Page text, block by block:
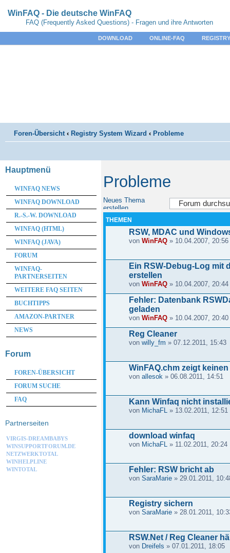
WinFAQ - Die deutsche WinFAQ
FAQ (Frequently Asked Questions) - Fragen und ihre Antworten
DOWNLOAD ONLINE-FAQ
Foren-Übersicht ‹ Registry System Wizard ‹ Probleme
Probleme
Neues Thema
erstellen
THEMEN
RSW, MDAC und
von WinFAQ» 10.04.2007, 20:56
Ein RSW-Debug-Log mit
erstellen
von WinFAQ» 10.04.2007, 20:44
Fehler: Datenbank
geladen
von WinFAQ» 10.04.2007, 20:40
Reg Cleaner
von willy_fm » 07.12.2011, 15:43
WinFAQ.chm zeigt keinen
von allesok» 06.08.2011, 14:51
Kann Winfaq nicht
von MichaFL» 13.02.2011, 12:51
download winfaq
von MichaFL» 11.02.2011, 20:24
Fehler: RSW bricht ab
von SaraMarie» 29.01.2011,
Registry sichern
von SaraMarie» 28.01.2011,
RSW.Net / Reg Cleaner
von Dreifels » 07.01.2011, 18:05
Hauptmenü
WINFAQ NEWS
WINFAQ DOWNLOAD
R.-S.-W. DOWNLOAD
WINFAQ (HTML)
WINFAQ (JAVA)
FORUM
WINFAQ-
PARTNERSEITEN
WEITERE FAQ SEITEN
BUCHTIPPS
AMAZON-PARTNER
NEWS
Forum
FOREN-ÜBERSICHT
FORUM SUCHE
FAQ
Partnerseiten
VIRGIS-DREAMBABYS
WINSUPPORTFORUM.DE
NETZWERKTOTAL
WINHELPLINE
WINTOTAL